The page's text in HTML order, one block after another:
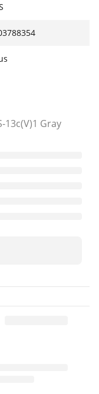
зброї і
насправді існує
і карабінів
13c(V)1 Gray